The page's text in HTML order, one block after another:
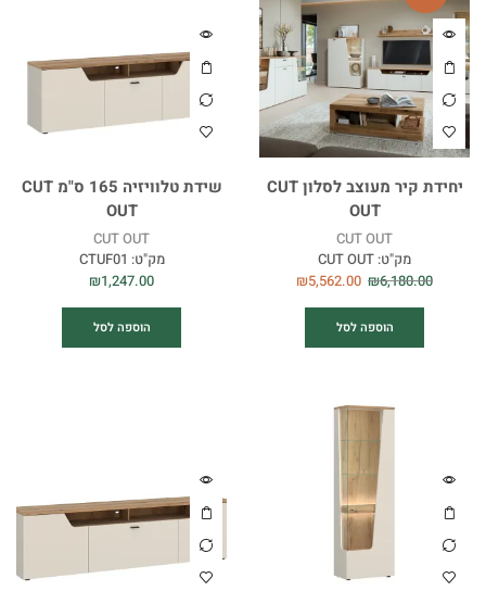
יחידת קיר מעוצב לסלון CUT
OUT
CUT OUT
מק"ט: CUT OUT
₪6,180.00
₪5,562.00
הוספה לסל
שידת טלוויזיה 165 ס"מ CUT
OUT
CUT OUT
מק"ט: CTUF01
₪1,247.00
הוספה לסל